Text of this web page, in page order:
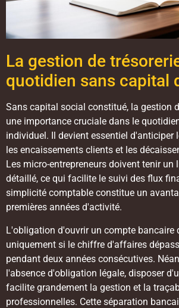
La gestion de
quotidien sans capital
Sans capital social constitué, la gestion
une importance cruciale dans le
individuel. Il devient essentiel d'anticiper
les encaissements clients et les
Les micro-entrepreneurs doivent tenir un
détaillé, ce qui facilite le suivi des flux
simplicité comptable constitue un
premières années d'activité.
L'obligation d'ouvrir un compte bancaire
uniquement si le chiffre d'affaires
pendant deux années consécutives.
l'absence d'obligation légale, disposer
facilite grandement la gestion et la
professionnelles. Cette séparation